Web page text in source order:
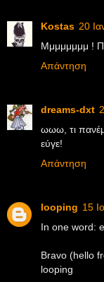
Kostas 20
Μμμμμμμμ !
Απάντηση
dreams-dxt
ωωω, τι
εύγε!
Απάντηση
looping 15
In one word:
Bravo (hello
looping